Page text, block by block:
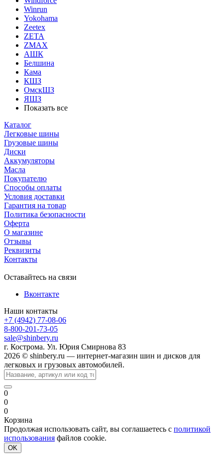
Winrun
Yokohama
Zeetex
ZETA
ZMAX
АШК
Белшина
Кама
КШЗ
ОмскШЗ
ЯШЗ
Показать все
Каталог
Легковые шины
Грузовые шины
Диски
Аккумуляторы
Масла
Покупателю
Способы оплаты
Условия доставки
Гарантия на товар
Политика безопасности
Оферта
О магазине
Отзывы
Реквизиты
Контакты
Оставайтесь на связи
Вконтакте
Наши контакты
+7 (4942) 77-08-06
8-800-201-73-05
sale@shinbery.ru
г. Кострома. Ул. Юрия Смирнова 83
2026 © shinbery.ru — интернет-магазин шин и дисков для
легковых и грузовых автомобилей.
0
0
0
Корзина
Продолжая использовать сайт, вы соглашаетесь с политикой
использования файлов cookie.
OK